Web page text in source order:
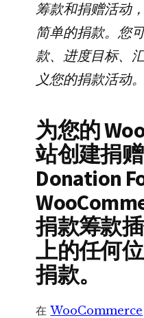
筹款和捐赠活动
简单的捐款。您
款、进度目标、
义您的捐款活动。
为您的
站创建捐
Donation
捐款筹款
上的任何
捐款。
在WooCommerce